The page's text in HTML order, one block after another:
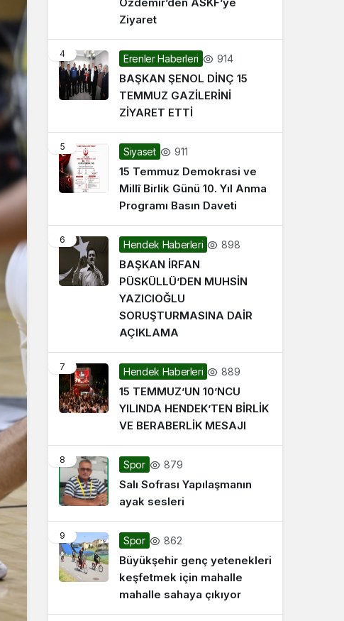
Ziyaret
4 Erenler Haberleri 914
BAŞKAN ŞENOL DİNÇ 15
TEMMUZ GAZİLERİNİ
ZİYARET ETTİ
5 Siyaset 911
15 Temmuz Demokrasi ve
Millî Birlik Günü 10. Yıl Anma
Programı Basın Daveti
6 Hendek Haberleri 898
BAŞKAN İRFAN
PÜSKÜLLÜ’DEN MUHSİN
YAZICIOĞLU
SORUŞTURMASINA DAİR
AÇIKLAMA
7 Hendek Haberleri 889
15 TEMMUZ’UN 10’NCU
YILINDA HENDEK’TEN BİRLİK
VE BERABERLİK MESAJI
8 Spor 879
Salı Sofrası Yapılaşmanın
ayak sesleri
9 Spor 862
Büyükşehir genç yetenekleri
keşfetmek için mahalle
mahalle sahaya çıkıyor